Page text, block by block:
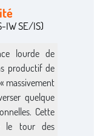
IW SE/IS)
lourde de
productif de
massivement
quelque
Cette
le tour des